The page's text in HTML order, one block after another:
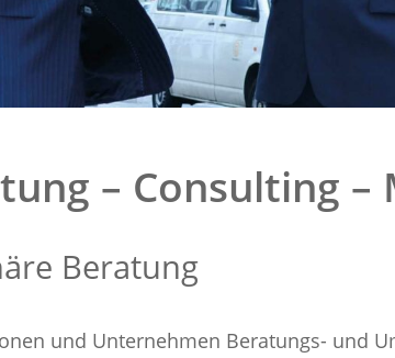
– Consulting –
Beratung
und Unternehmen Beratungs- und